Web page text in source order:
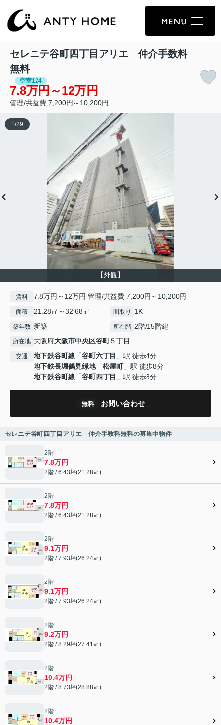
セレニテ谷町四丁目アリエ 仲介手数料
無料
空室124
7.8万円～12万円
管理/共益費 7,200円～10,200円
【外観】
1 /29
賃料 7.8万円～12万円 管理/共益費 7,200円～10,200円
面積 21.28㎡～32.68㎡ 間取り 1K
築年数 新築 所在階 2階/15階建
所在地 大阪府大阪市中央区谷町５丁目
交通 地下鉄谷町線 「谷町六丁目 」駅 徒歩4分
地下鉄長堀鶴見緑地「松屋町」駅 徒歩8分
地下鉄谷町線 「谷町四丁目 」駅 徒歩8分
無料 お問い合わせ
セレニテ谷町四丁目アリエ 仲介手数料無料の募集中物件
2階
7.8万円
2階 / 6.43坪(21.28㎡)
2階
7.8万円
2階 / 6.43坪(21.28㎡)
2階
9.1万円
2階 / 7.93坪(26.24㎡)
2階
9.1万円
2階 / 7.93坪(26.24㎡)
2階
9.2万円
2階 / 8.29坪(27.41㎡)
2階
10.4万円
2階 / 8.73坪(28.88㎡)
2階
10.4万円